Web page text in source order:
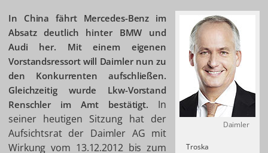
Daimler
Troska
In China fährt Mercedes-Benz im
Absatz deutlich hinter BMW und
Audi her. Mit einem eigenen
Vorstandsressort will Daimler nun zu
den Konkurrenten aufschließen.
Gleichzeitig wurde Lkw-Vorstand
Renschler im Amt bestätigt. In
seiner heutigen Sitzung hat der
Aufsichtsrat der Daimler AG mit
Wirkung vom 13.12.2012 bis zum